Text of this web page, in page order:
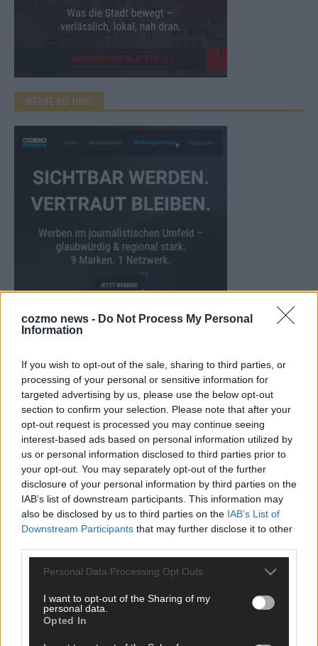
cozmo news - Do Not Process My Personal
Information
If you wish to opt-out of the sale, sharing to third parties, or
processing of your personal or sensitive information for
targeted advertising by us, please use the below opt-out
section to confirm your selection. Please note that after your
opt-out request is processed you may continue seeing
interest-based ads based on personal information utilized by
us or personal information disclosed to third parties prior to
your opt-out. You may separately opt-out of the further
disclosure of your personal information by third parties on the
IAB’s list of downstream participants. This information may
also be disclosed by us to third parties on the IAB’s List of
Downstream Participants that may further disclose it to other
Personal Data Processing Opt Outs
I want to opt-out of the Sharing of my
personal data.
Opted In
WERBE BEI UNS!
CHECK UNS AUF FACEBOOK
AD